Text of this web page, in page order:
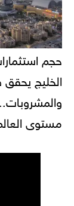
الخليج
مستوى